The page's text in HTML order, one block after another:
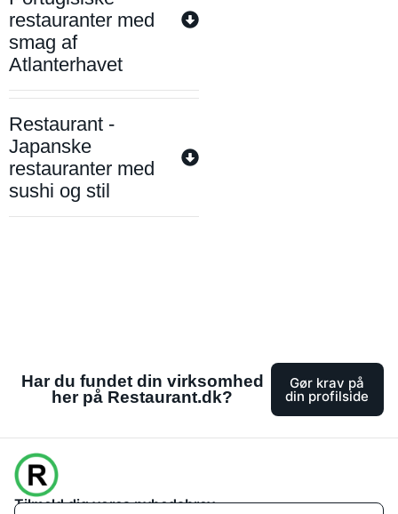
restauranter med
smag af
Atlanterhavet
Restaurant -
Japanske
restauranter med
sushi og stil
Har du fundet din virksomhed
her på Restaurant.dk?
Gør krav på
din profilside
Tilmeld dig vores nyhedsbrev